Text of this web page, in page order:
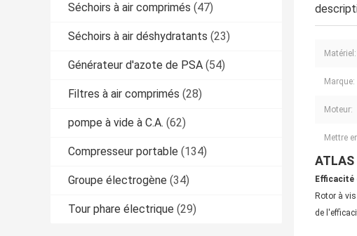
Séchoirs à air comprimés (47)
Séchoirs à air déshydratants (23)
Générateur d'azote de PSA (54)
Filtres à air comprimés (28)
pompe à vide à C.A. (62)
Compresseur portable (134)
Groupe électrogène (34)
Tour phare électrique (29)
Matériel:
Marque:
Moteur:
Mettre
Efficacité
Rotor à
de